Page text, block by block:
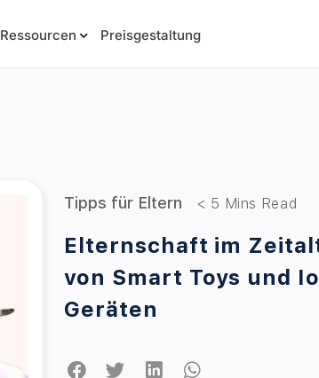
Ressourcen Preisgestaltung
Tipps für Eltern
Elternschaft im
von Smart Toys und
Geräten